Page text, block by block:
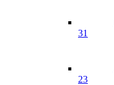
31
23